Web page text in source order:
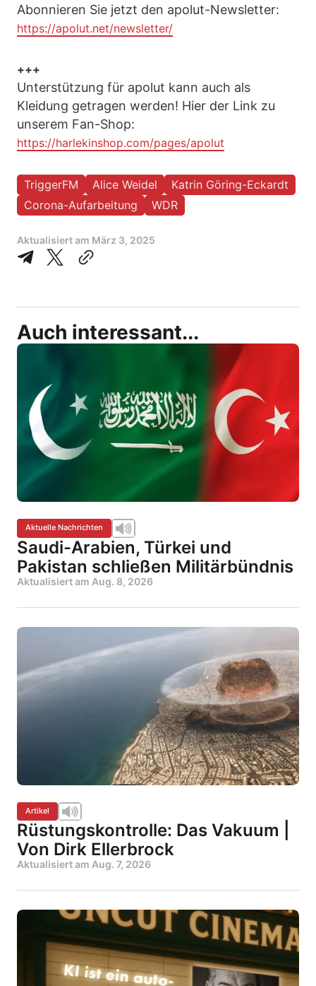
Abonnieren Sie jetzt den apolut-Newsletter:
https://apolut.net/newsletter/
+++
Unterstützung für apolut kann auch als
Kleidung getragen werden! Hier der Link zu
unserem Fan-Shop:
https://harlekinshop.com/pages/apolut
TriggerFM Alice Weidel
Katrin Göring-Eckardt
Corona-Aufarbeitung
WDR
Aktualisiert am März 3, 2025
Auch interessant...
Aktuelle Nachrichten
Saudi-Arabien, Türkei und
Pakistan schließen Militärbündnis
Aktualisiert am Aug. 8, 2026
Artikel
Rüstungskontrolle: Das Vakuum |
Von Dirk Ellerbrock
Aktualisiert am Aug. 7, 2026